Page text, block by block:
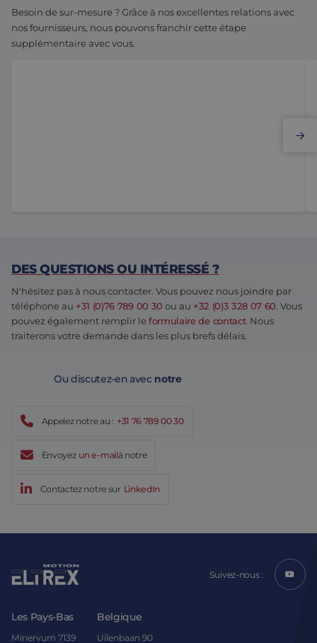
Besoin de sur-mesure ? Grâce à nos excellentes relations avec
nos fournisseurs, nous pouvons franchir cette étape
supplémentaire avec vous.
DES QUESTIONS OU INTÉRESSÉ ?
N'hésitez pas à nous contacter. Vous pouvez nous joindre par
téléphone au +31 (0)76 789 00 30 ou au +32 (0)3 328 07 60. Vous
pouvez également remplir leformulaire de contact. Nous
traiterons votre demande dans les plus brefs délais.
Ou discutez-en avec notre
Appelez notre au : +31 76 789 00 30
Envoyez un e-mailà notre
Contactez notre sur LinkedIn
Suivez-nous :
Les Pays-Bas
Minervum 7139
Belgique
Uilenbaan 90